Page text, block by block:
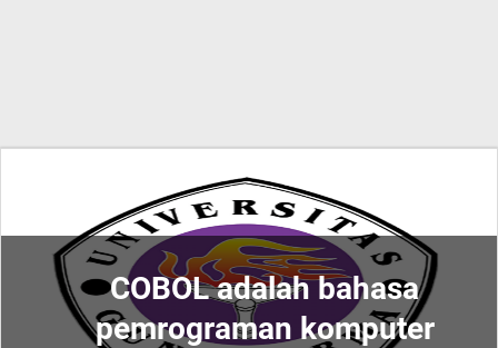
COBOL adalah bahasa
pemrograman komputer